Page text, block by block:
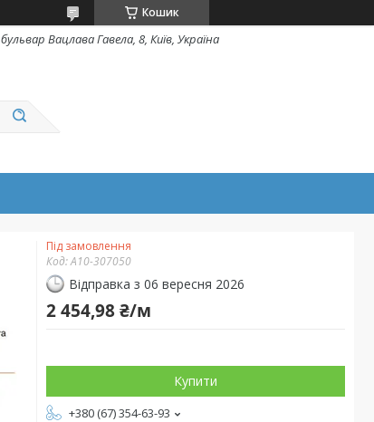
Кошик
бульвар Вацлава Гавела, 8, Київ, Україна
Під замовлення
Код:А10-307050
Відправка з 06 вересня 2026
2 454,98 ₴/м
Купити
+380 (67) 354-63-93